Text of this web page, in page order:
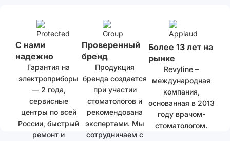
С нами
надежно
Гарантия на
электроприборы
— 2 года,
сервисные
центры по всей
России, быстрый
ремонт и
Проверенный
бренд
Продукция
бренда создается
при участии
стоматологов и
рекомендована
экспертами. Мы
сотрудничаем с
Более 13 лет на
рынке
Revyline –
международная
компания,
основанная в 2013
году врачом-
стоматологом.